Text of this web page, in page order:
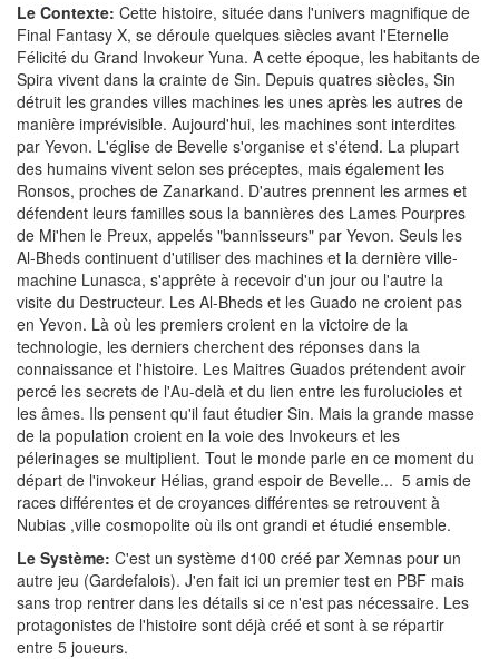
Le Contexte: Cette histoire, située dans l'univers magnifique de
Final Fantasy X, se déroule quelques siècles avant l'Eternelle
Félicité du Grand Invokeur Yuna. A cette époque, les habitants de
Spira vivent dans la crainte de Sin. Depuis quatres siècles, Sin
détruit les grandes villes machines les unes après les autres de
manière imprévisible. Aujourd'hui, les machines sont interdites
par Yevon. L'église de Bevelle s'organise et s'étend. La plupart
des humains vivent selon ses préceptes, mais également les
Ronsos, proches de Zanarkand. D'autres prennent les armes et
défendent leurs familles sous la bannières des Lames Pourpres
de Mi'hen le Preux, appelés "bannisseurs" par Yevon. Seuls les
Al-Bheds continuent d'utiliser des machines et la dernière ville-
machine Lunasca, s'apprête à recevoir d'un jour ou l'autre la
visite du Destructeur. Les Al-Bheds et les Guado ne croient pas
en Yevon. Là où les premiers croient en la victoire de la
technologie, les derniers cherchent des réponses dans la
connaissance et l'histoire. Les Maitres Guados prétendent avoir
percé les secrets de l'Au-delà et du lien entre les furolucioles et
les âmes. Ils pensent qu'il faut étudier Sin. Mais la grande masse
de la population croient en la voie des Invokeurs et les
pélerinages se multiplient. Tout le monde parle en ce moment du
départ de l'invokeur Hélias, grand espoir de Bevelle... 5 amis de
races différentes et de croyances différentes se retrouvent à
Nubias ,ville cosmopolite où ils ont grandi et étudié ensemble.
Le Système: C'est un système d100 créé par Xemnas pour un
autre jeu (Gardefalois). J'en fait ici un premier test en PBF mais
sans trop rentrer dans les détails si ce n'est pas nécessaire. Les
protagonistes de l'histoire sont déjà créé et sont à se répartir
entre 5 joueurs.